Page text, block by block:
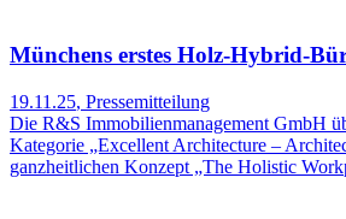
Münchens erstes Holz-Hybrid-
19.11.25, Pressemitteilung
Die R&S Immobilienmanagement GmbH
Kategorie „Excellent Architecture –
ganzheitlichen Konzept „The Holistic